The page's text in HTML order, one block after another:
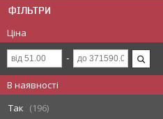
ФІЛЬТРИ
Ціна
В наявності
Так
196